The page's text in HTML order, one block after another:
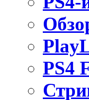
PS4